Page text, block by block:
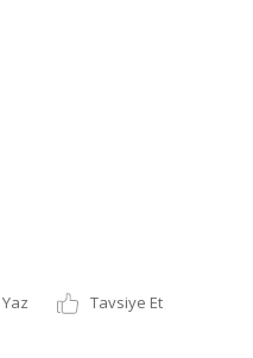
Tavsiye Et